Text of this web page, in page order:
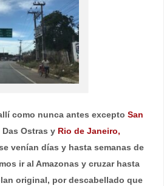
como nunca antes excepto San
Das Ostras y Rio de Janeiro,
venían días y hasta semanas de
ir al Amazonas y cruzar hasta
original, por descabellado que